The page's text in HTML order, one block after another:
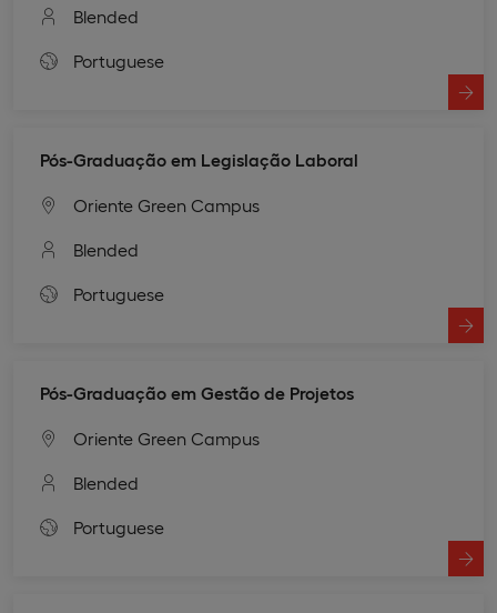
Blended
Portuguese
Pós-Graduação em Legislação Laboral
Oriente Green Campus
Blended
Portuguese
Pós-Graduação em Gestão de Projetos
Oriente Green Campus
Blended
Portuguese